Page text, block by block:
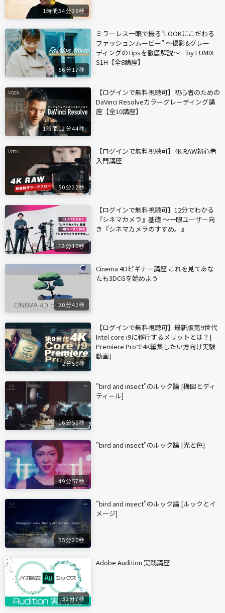
1時間34分26秒
56分17秒
ミラーレス一眼で撮る“LOOKにこだわる
ファッションムービー” ～撮影&グレー
ディングのTipsを徹底解説～ by LUMIX
S1H【全8講座】
1時間12分44秒
【ログインで無料視聴可】初心者のための
DaVinci Resolveカラーグレーディング講
座【全10講座】
50分22秒
【ログインで無料視聴可】4K RAW初心者
入門講座
12分10秒
【ログインで無料視聴可】12分でわかる
『シネマカメラ』基礎 〜一眼ユーザー向
き『シネマカメラのすすめ。』
20分42秒
Cinema 4Dビギナー講座 これを見てあな
たも3DCGを始めよう
2分50秒
【ログインで無料視聴可】最新版第9世代
Intel core i9に移行するメリットとは？[
Premiere Proで4K編集したい方向け実験
動画]
16分50秒
"bird and insect"のルック論 [構図とディ
ティール]
49分57秒
"bird and insect"のルック論 [光と色]
55分20秒
"bird and insect"のルック論 [ルックとイ
メージ]
32分7秒
Adobe Audition 実践講座